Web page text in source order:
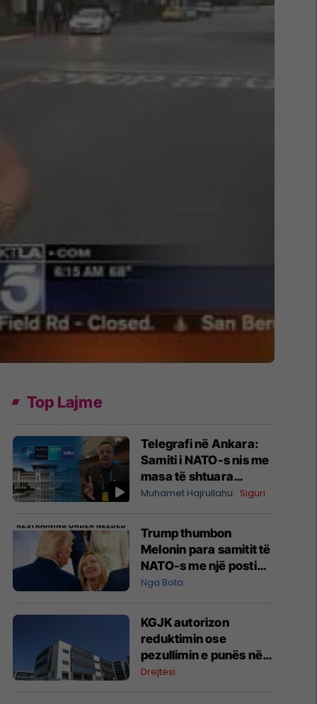
Top Lajme
Telegrafi në Ankara:
Samiti i NATO-s nis me
masa të shtuara
sigurie, Kosova pa
Muhamet Hajrullahu Siguri
Trump thumbon
Melonin para samitit të
NATO-s me një postim
në rrjete sociale
Nga Bota
KGJK autorizon
reduktimin ose
pezullimin e punës në
Pallatin e Drejtësisë
Drejtësi